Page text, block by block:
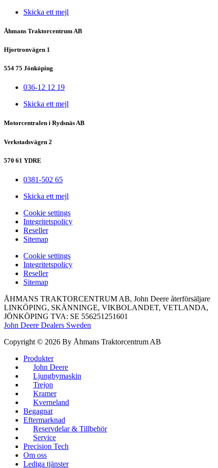
Skicka ett mejl
Åhmans Traktorcentrum AB
Hjortronvägen 1
554 75 Jönköping
036-12 12 19
Skicka ett mejl
Motorcentralen i Rydsnäs AB
Verkstadsvägen 2
570 61 YDRE
0381-502 65
Skicka ett mejl
Сookie settings
Integritetspolicy
Reseller
Sitemap
Сookie settings
Integritetspolicy
Reseller
Sitemap
ÅHMANS TRAKTORCENTRUM AB, John Deere återförsäljare
LINKÖPING, SKÄNNINGE, VIKBOLANDET, VETLANDA,
JÖNKÖPING TVA: SE 556251251601
John Deere Dealers Sweden
Copyright © 2026 By Åhmans Traktorcentrum AB
Produkter
John Deere
Ljungbymaskin
Trejon
Kramer
Kverneland
Begagnat
Eftermarknad
Reservdelar & Tillbehör
Service
Precision Tech
Om oss
Lediga tjänster